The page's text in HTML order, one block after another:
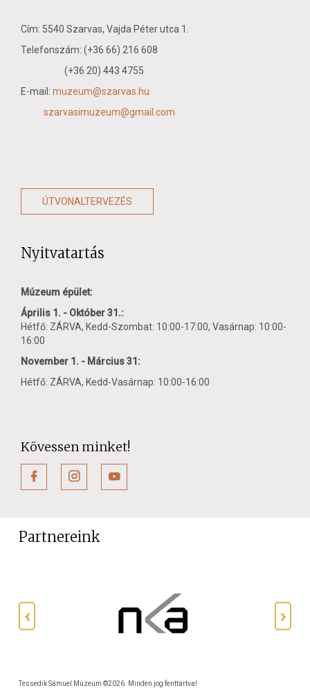
Cím: 5540 Szarvas, Vajda Péter utca 1.
Telefonszám: (+36 66) 216 608
(+36 20) 443 4755
E-mail: muzeum@szarvas.hu
szarvasimuzeum@gmail.com
ÚTVONALTERVEZÉS
Nyitvatartás
Múzeum épület:
Április 1. - Október 31.:
Hétfő: ZÁRVA, Kedd-Szombat: 10:00-17:00, Vasárnap: 10:00-
16:00
November 1. - Március 31:
Hétfő: ZÁRVA, Kedd-Vasárnap: 10:00-16:00
Kövessen minket!
Partnereink
Tessedik Sámuel Múzeum ©2026. Minden jog fenttartva!